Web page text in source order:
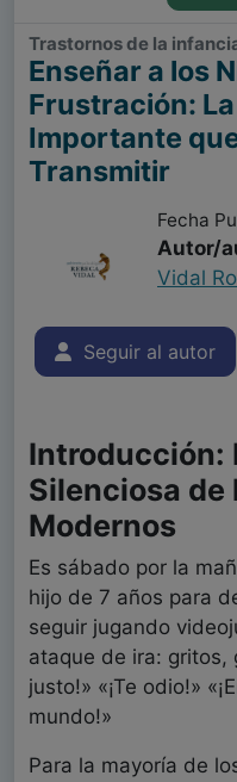
Trastornos de la
Enseñar a los
Frustración:
Importante
Transmitir
Fecha
Autor/
Vidal
Seguir al autor
Introducción:
Silenciosa de
Modernos
Es sábado por la
hijo de 7 años para
seguir jugando
ataque de ira: gritos,
justo!» «¡Te odio!»
mundo!»
Para la mayoría de